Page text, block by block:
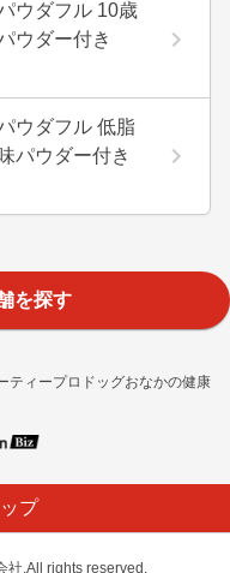
ティープロドッグおなかの健康 1
ウダフル 10歳
ウダー付き
ウダフル 低脂
パウダー付き
を探す
プ
社.All rights reserved.